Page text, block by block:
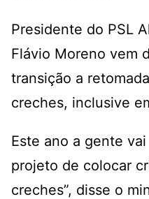
Presidente do PSL
Flávio Moreno vem
transição a
creches, inclusive
Este ano a gente
projeto de colocar
creches”, disse o